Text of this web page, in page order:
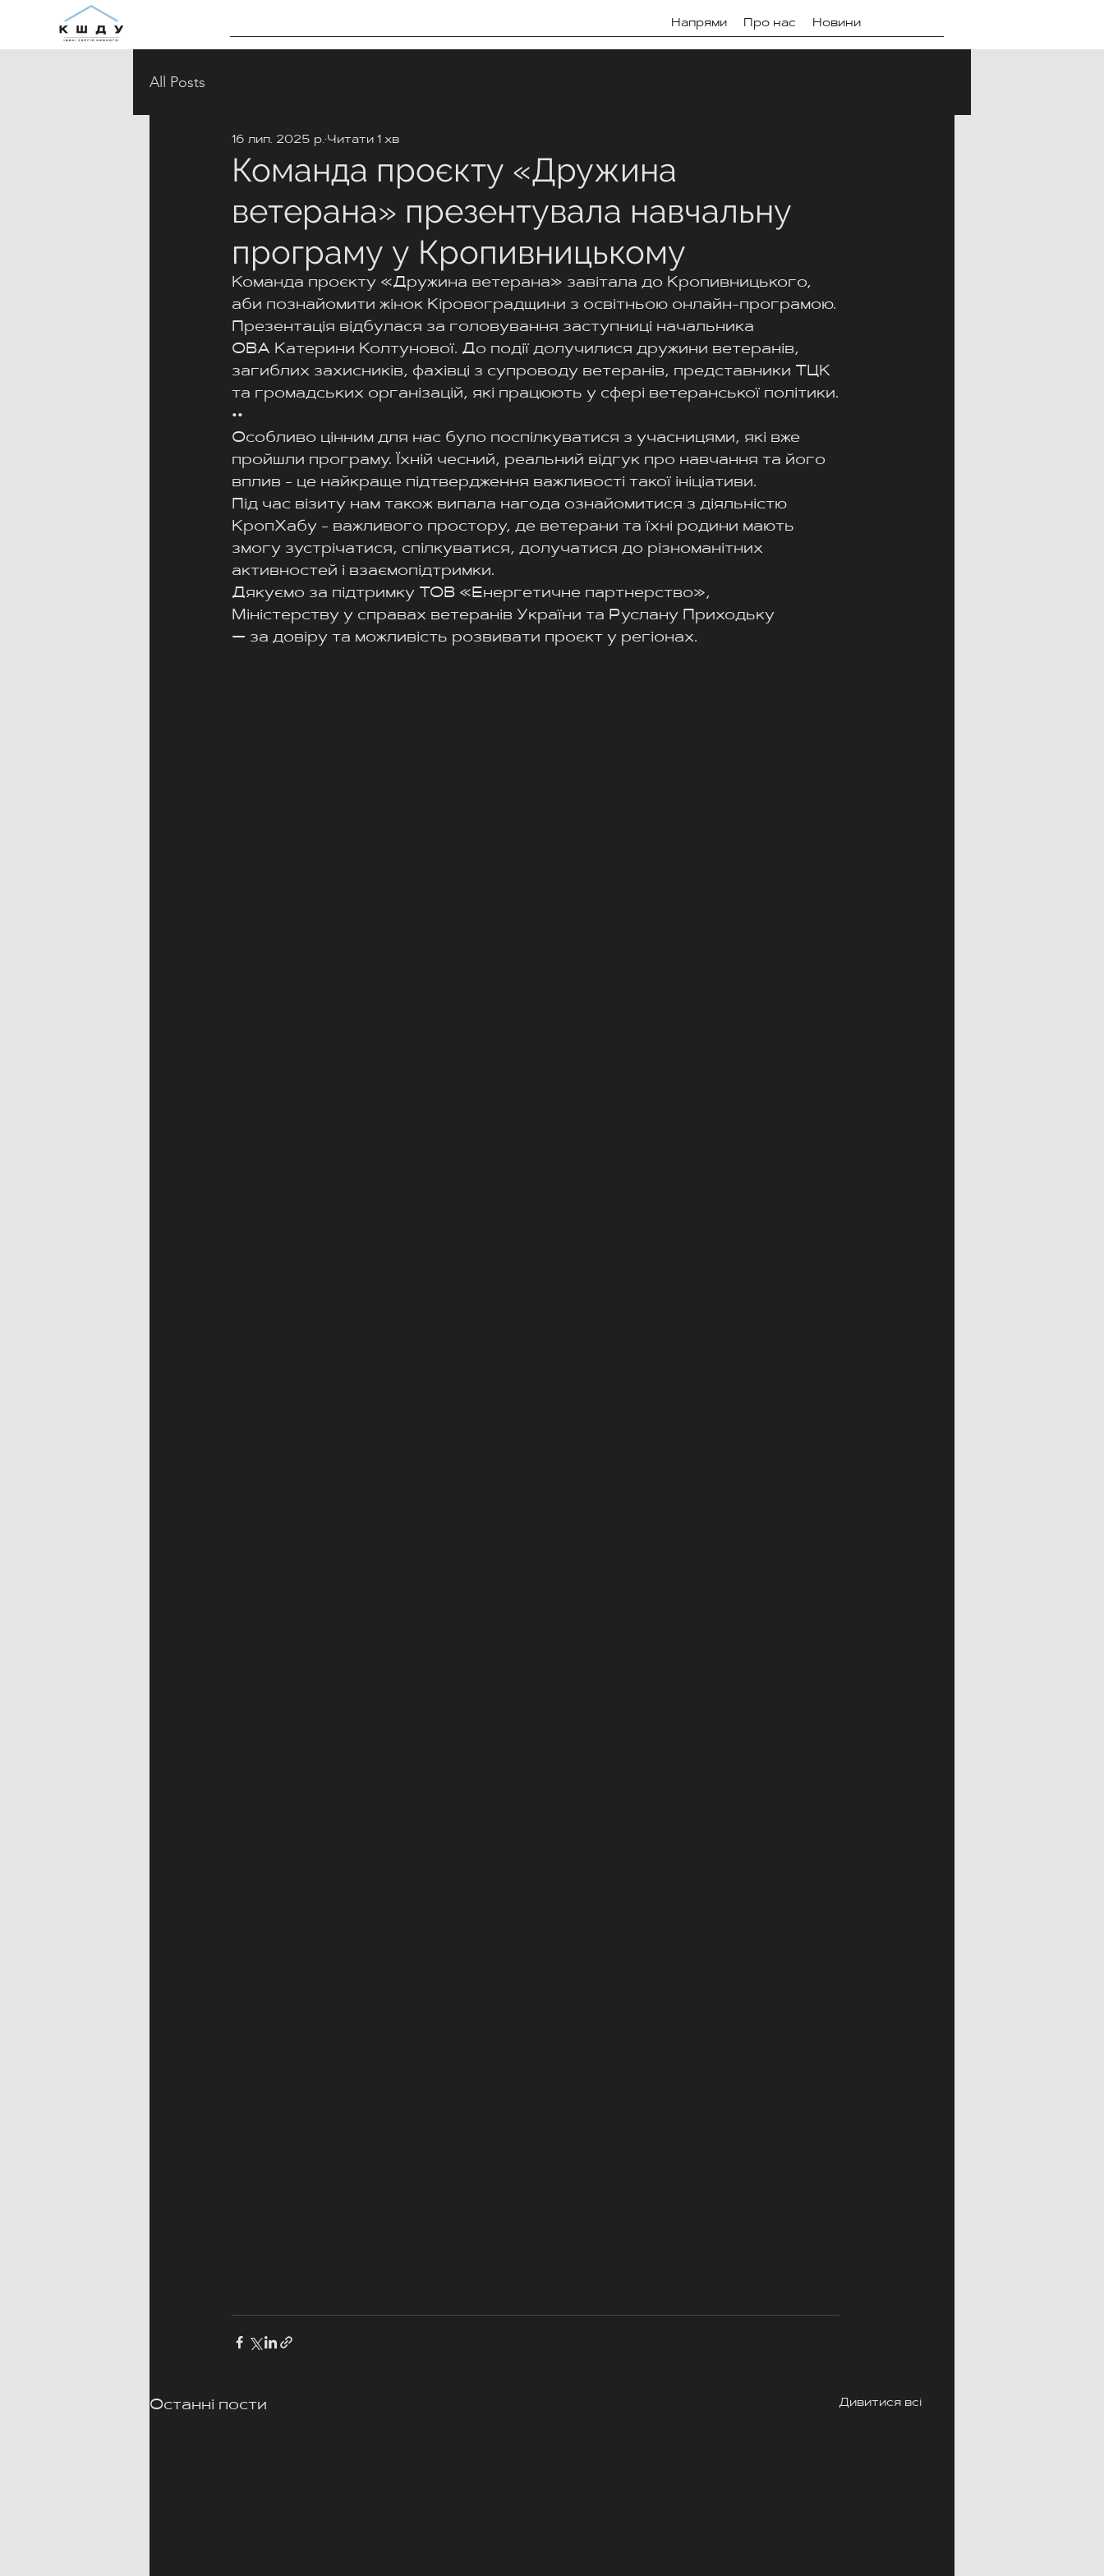
Напрями Про нас Новини
All Posts
Команда проєкту «Дружина
ветерана» презентувала навчальну
програму у Кропивницькому
16 лип. 2025 р. Читати 1 хв
Команда проєкту «Дружина ветерана» завітала до Кропивницького,
аби познайомити жінок Кіровоградщини з освітньою онлайн-програмою.
Презентація відбулася за головування заступниці начальника
ОВА Катерини Колтунової. До події долучилися дружини ветеранів,
загиблих захисників, фахівці з супроводу ветеранів, представники ТЦК
та громадських організацій, які працюють у сфері ветеранської політики.
••
Особливо цінним для нас було поспілкуватися з учасницями, які вже
пройшли програму. Їхній чесний, реальний відгук про навчання та його
вплив - це найкраще підтвердження важливості такої ініціативи.
Під час візиту нам також випала нагода ознайомитися з діяльністю
КропХабу - важливого простору, де ветерани та їхні родини мають
змогу зустрічатися, спілкуватися, долучатися до різноманітних
активностей і взаємопідтримки.
Дякуємо за підтримку ТОВ «Енергетичне партнерство»,
Міністерству у справах ветеранів України та Руслану Приходьку
— за довіру та можливість розвивати проєкт у регіонах.
Останні пости Дивитися всі